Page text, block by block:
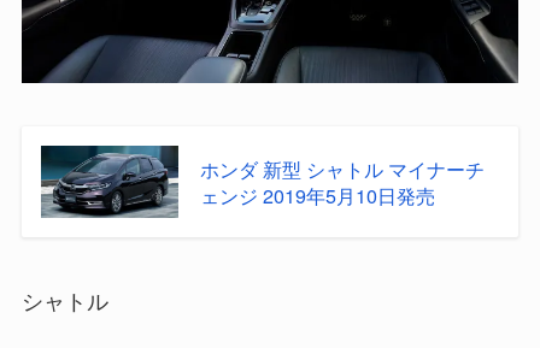
ホンダ 新型 シャトル マイナーチ
ェンジ 2019年5月10日発売
シャトル